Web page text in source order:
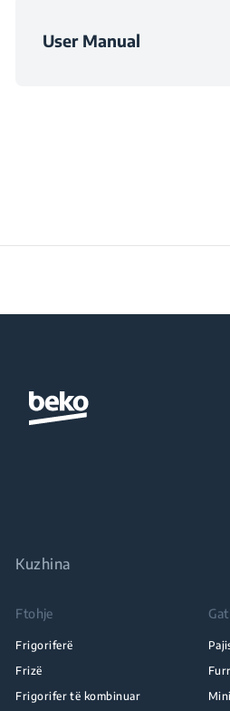
User Manual
Kuzhina
Ftohje
Frigoriferë
Frizë
Frigorifer të kombinuar